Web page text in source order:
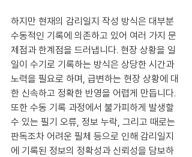
하지만 현재의 감리일지 작성 방식은 대부분
수동적인 기록에 의존하고 있어 여러 가지 문
제점과 한계점을 드러냅니다. 현장 상황을 일
일이 수기로 기록하는 방식은 상당한 시간과
노력을 필요로 하며, 급변하는 현장 상황에 대
한 신속하고 정확한 반영을 어렵게 만듭니다.
또한 수동 기록 과정에서 불가피하게 발생할
수 있는 필기 오류, 정보 누락, 그리고 때로는
판독조차 어려운 필체 등으로 인해 감리일지
에 기록된 정보의 정확성과 신뢰성을 담보하